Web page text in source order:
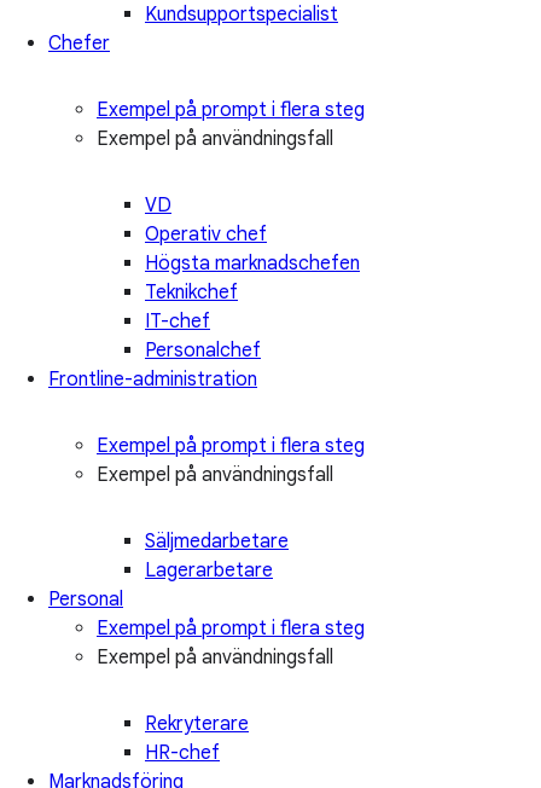
Kundsupportspecialist
Chefer
Exempel på prompt i flera steg
Exempel på användningsfall
VD
Operativ chef
Högsta marknadschefen
Teknikchef
IT-chef
Personalchef
Frontline-administration
Exempel på prompt i flera steg
Exempel på användningsfall
Säljmedarbetare
Lagerarbetare
Personal
Exempel på prompt i flera steg
Exempel på användningsfall
Rekryterare
HR-chef
Marknadsföring